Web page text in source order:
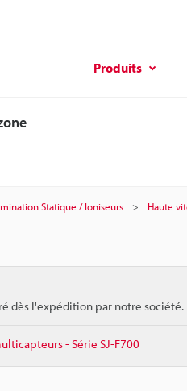
Produits
Statique / Ioniseurs Haute
dès l'expédition par notre société.
- Série SJ-F700